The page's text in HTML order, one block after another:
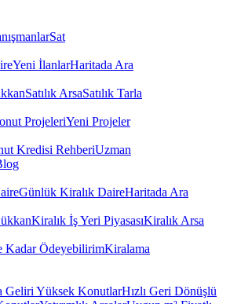
Sat
Yeni İlanlarHaritada Ara
Satılık ArsaSatılık Tarla
ProjeleriYeni Projeler
Kredisi RehberiUzman
Günlük Kiralık DaireHaritada Ara
Kiralık İş Yeri PiyasasıKiralık Arsa
Kadar ÖdeyebilirimKiralama
Geliri Yüksek KonutlarHızlı Geri Dönüşlü